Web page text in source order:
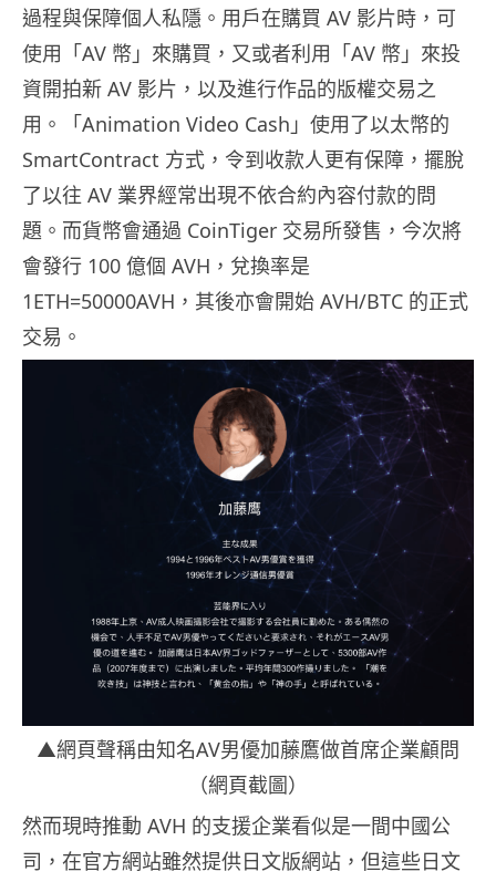
過程與保障個人私隱。用戶在購買 AV 影片時，可
使用「AV 幣」來購買，又或者利用「AV 幣」來投
資開拍新 AV 影片，以及進行作品的版權交易之
用。「Animation Video Cash」使用了以太幣的
SmartContract 方式，令到收款人更有保障，擺脫
了以往 AV 業界經常出現不依合約內容付款的問
題。而貨幣會通過 CoinTiger 交易所發售，今次將
會發行 100 億個 AVH，兌換率是
1ETH=50000AVH，其後亦會開始 AVH/BTC 的正式
交易。
▲網頁聲稱由知名AV男優加藤鷹做首席企業顧問
（網頁截圖）
然而現時推動 AVH 的支援企業看似是一間中國公
司，在官方網站雖然提供日文版網站，但這些日文